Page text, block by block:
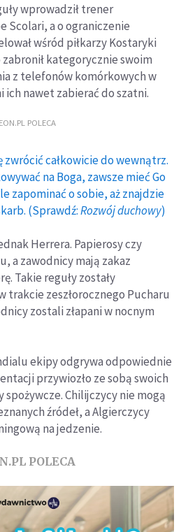
wprowadził trener
Scolari, a o ograniczenie
wśród piłkarzy Kostaryki
kategorycznie swoim
z telefonów komórkowych w
ich nawet zabierać do szatni.
POLECA
zwrócić całkowicie do wewnątrz.
na Boga, zawsze mieć Go
zapominać o sobie, aż znajdzie
(Sprawdź:Rozwój duchowy)
Herrera. Papierosy czy
a zawodnicy mają zakaz
Takie reguły zostały
trakcie zeszłorocznego Pucharu
zostali złapani w nocnym
ekipy odgrywa odpowiednie
przywiozło ze sobą swoich
Chilijczycy nie mogą
źródeł, a Algierczycy
na jedzenie.
POLECA